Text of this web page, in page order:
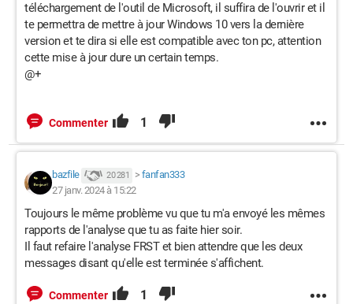
téléchargement de l'outil de Microsoft, il suffira de l'ouvrir et il
te permettra de mettre à jour Windows 10 vers la dernière
version et te dira si elle est compatible avec ton pc, attention
cette mise à jour dure un certain temps.
@+
Commenter 1
bazfile 20 281 > fanfan333
27 janv. 2024 à 15:22
Toujours le même problème vu que tu m'a envoyé les mêmes
rapports de l'analyse que tu as faite hier soir.
Il faut refaire l'analyse FRST et bien attendre que les deux
messages disant qu'elle est terminée s'affichent.
Commenter 1